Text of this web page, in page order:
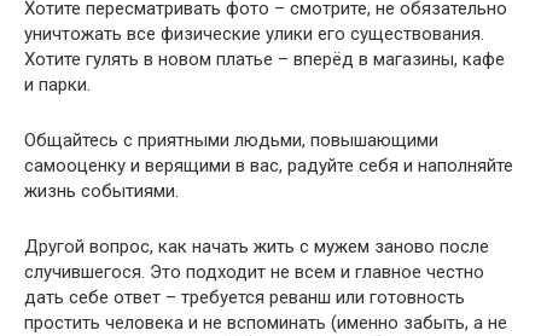
Хотите пересматривать фото – смотрите, не обязательно
уничтожать все физические улики его существования.
Хотите гулять в новом платье – вперёд в магазины, кафе
и парки.
Общайтесь с приятными людьми, повышающими
самооценку и верящими в вас, радуйте себя и наполняйте
жизнь событиями.
Другой вопрос, как начать жить с мужем заново после
случившегося. Это подходит не всем и главное честно
дать себе ответ – требуется реванш или готовность
простить человека и не вспоминать (именно забыть, а не